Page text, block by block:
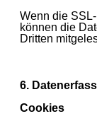
Wenn die
können die
Dritten
6.
Cookies